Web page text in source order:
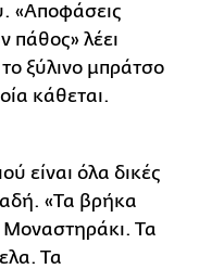
«Αποφάσεις
πάθος» λέει
ξύλινο μπράτσο
κάθεται.
είναι όλα δικές
«Τα βρήκα
Μοναστηράκι. Τα
Τα